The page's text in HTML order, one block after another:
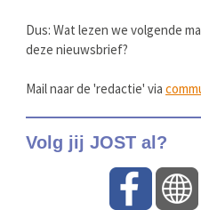
Dus: Wat lezen we volgende
deze nieuwsbrief?
Mail naar de 'redactie' via
Volg jij JOST al?